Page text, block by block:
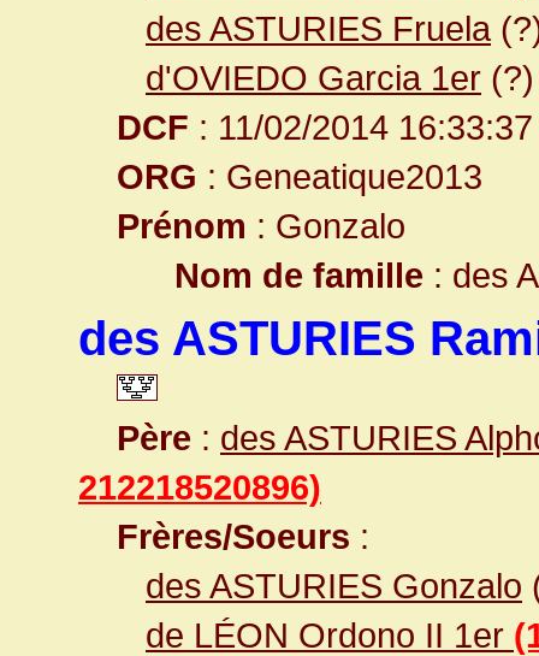
des ASTURIES Fruela
d'OVIEDO Garcia 1er (?)
DCF : 11/02/2014 16:33:37
ORG : Geneatique2013
Prénom : Gonzalo
Nom de famille : des
des ASTURIES
Père : des ASTURIES
212218520896)
Frères/Soeurs :
des ASTURIES Gonzalo
de LÉON Ordono II 1er